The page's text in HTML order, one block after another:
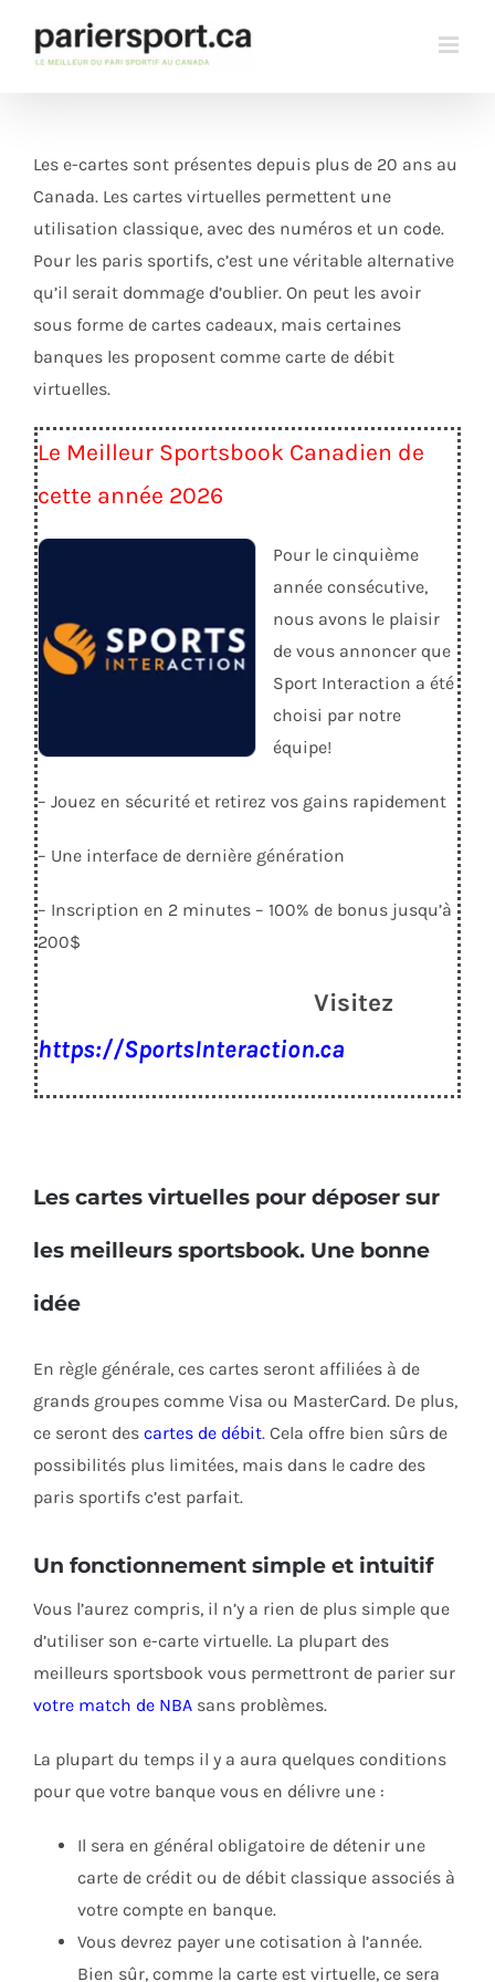
Les e-cartes sont présentes depuis plus de 20 ans au
Canada. Les cartes virtuelles permettent une
utilisation classique, avec des numéros et un code.
Pour les paris sportifs, c’est une véritable alternative
qu’il serait dommage d’oublier. On peut les avoir
sous forme de cartes cadeaux, mais certaines
banques les proposent comme carte de débit
virtuelles.
Le Meilleur Sportsbook Canadien de
cette année 2026
Pour le cinquième
année consécutive,
nous avons le plaisir
de vous annoncer que
Sport Interaction a été
choisi par notre
équipe!
– Jouez en sécurité et retirez vos gains rapidement
– Une interface de dernière génération
– Inscription en 2 minutes – 100% de bonus jusqu’à
200$
Visitez
https://SportsInteraction.ca
Les cartes virtuelles pour déposer sur
les meilleurs sportsbook. Une bonne
idée
En règle générale, ces cartes seront affiliées à de
grands groupes comme Visa ou MasterCard. De plus,
ce seront des cartes de débit. Cela offre bien sûrs de
possibilités plus limitées, mais dans le cadre des
paris sportifs c’est parfait.
Un fonctionnement simple et intuitif
Vous l’aurez compris, il n’y a rien de plus simple que
d’utiliser son e-carte virtuelle. La plupart des
meilleurs sportsbook vous permettront de parier sur
votre match de NBA sans problèmes.
La plupart du temps il y a aura quelques conditions
pour que votre banque vous en délivre une :
Il sera en général obligatoire de détenir une
carte de crédit ou de débit classique associés à
votre compte en banque.
Vous devrez payer une cotisation à l’année.
Bien sûr, comme la carte est virtuelle, ce sera